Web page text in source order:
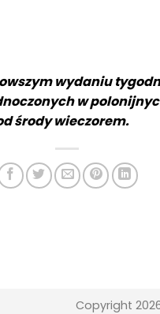
wydaniu
w
środy wieczorem.
Copyright